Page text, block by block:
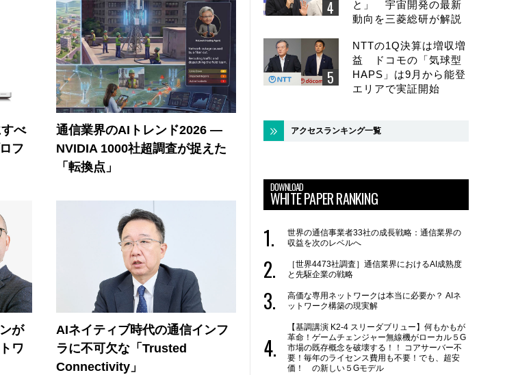
べ
フ
通信業界のAIトレンド2026 ―
NVIDIA 1000社超調査が捉えた
「転換点」
が
ワ
AIネイティブ時代の通信インフ
ラに不可欠な「Trusted
Connectivity」
と」 宇宙開発の最新
動向を三菱総研が解説
NTTの1Q決算は増収増
益 ドコモの「気球型
HAPS」は9月から能登
エリアで実証開始
アクセスランキング一覧
DOWNLOAD
WHITE PAPER RANKING
世界の通信事業者33社の成長戦略：通信業界の
収益を次のレベルへ
［世界4473社調査］通信業界におけるAI成熟度
と先駆企業の戦略
高価な専用ネットワークは本当に必要か？ AIネ
ットワーク構築の現実解
【基調講演 K2-4 スリーダブリュー】何もかもが
革命！ゲームチェンジャー無線機がローカル５G
市場の既存概念を破壊する！！ コアサーバー不
要！毎年のライセンス費用も不要！でも、超安
価！ の新しい５Gモデル